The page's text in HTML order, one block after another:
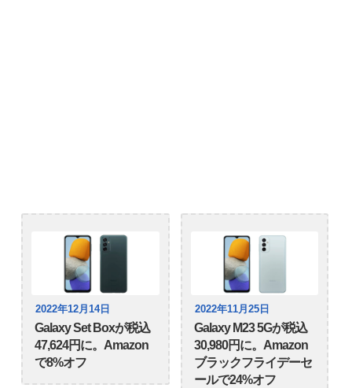
2022年12月14日
Galaxy Set Boxが税込
47,624円に。Amazon
で8%オフ
2022年11月25日
Galaxy M23 5Gが税込
30,980円に。Amazon
ブラックフライデーセ
ールで24%オフ